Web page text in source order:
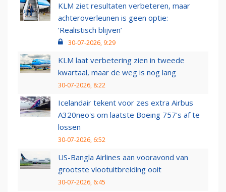
KLM ziet resultaten verbeteren, maar
achteroverleunen is geen optie:
‘Realistisch blijven’
30-07-2026, 9:29
KLM laat verbetering zien in tweede
kwartaal, maar de weg is nog lang
30-07-2026, 8:22
Icelandair tekent voor zes extra Airbus
A320neo's om laatste Boeing 757's af te
lossen
30-07-2026, 6:52
US-Bangla Airlines aan vooravond van
grootste vlootuitbreiding ooit
30-07-2026, 6:45